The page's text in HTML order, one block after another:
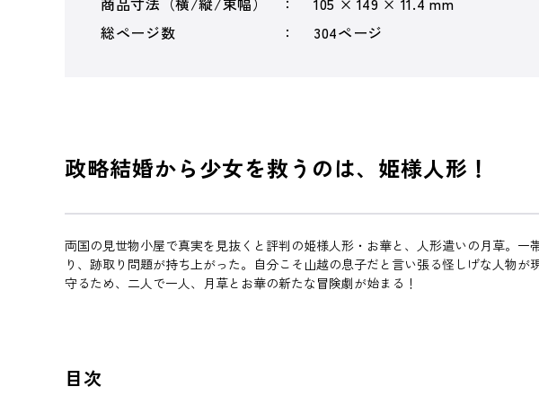
総ページ数
304ページ
政略結婚から少女を救うのは、姫様人形！
両国の見世物小屋で真実を見抜くと評判の姫様人形・お華と、人形遣いの月草。
り、跡取り問題が持ち上がった。自分こそ山越の息子だと言い張る怪しげな人物
守るため、二人で一人、月草とお華の新たな冒険劇が始まる！
目次